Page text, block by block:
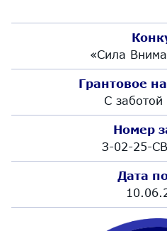
«Сила
Грантовое
С заботой
Номер
З-02-25-
Дата